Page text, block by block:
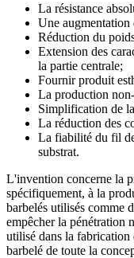
La résistance
Une augmentation
Réduction du
Extension des
la partie centrale;
Fournir produit
La production
Simplification de
La réduction des
La fiabilité du fil
substrat.
L'invention concerne la
spécifiquement, à la
barbelés utilisés comme
empêcher la pénétration
utilisé dans la fabrication
barbelé de toute la